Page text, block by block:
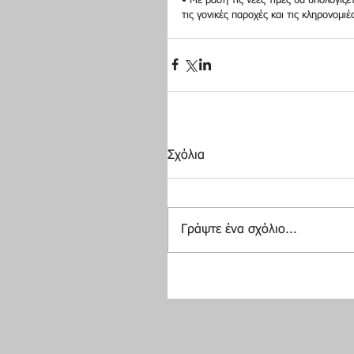
τις γονικές παροχές και τις
Σχόλια
Γράψτε ένα σχόλιο...